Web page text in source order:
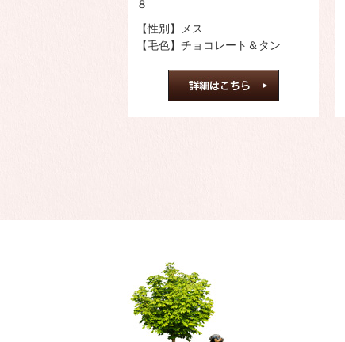
８
【性別】メス
【毛色】チョコレート＆タン